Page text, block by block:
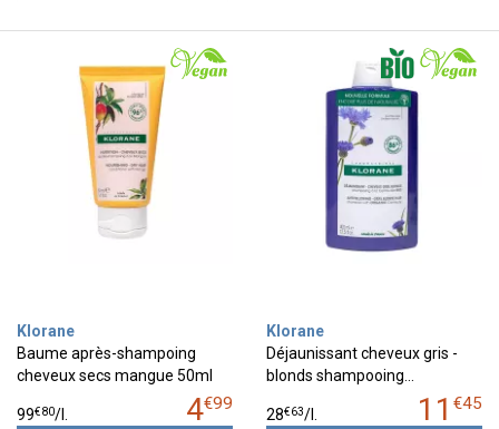
Klorane
Baume après-shampoing
cheveux secs mangue 50ml
4€99
99€80/l.
Klorane
Déjaunissant cheveux gris -
blonds shampooing…
11 €45
28€63/l.